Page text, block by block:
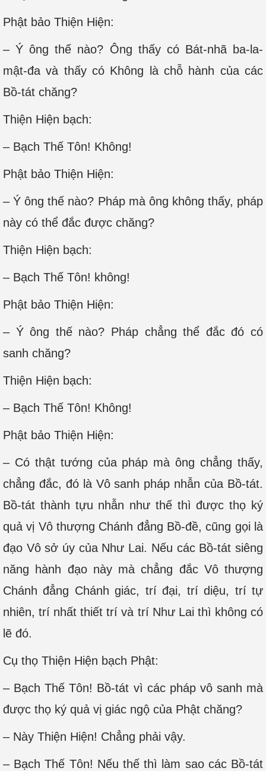
Phật bảo Thiện Hiện:
– Ý ông thế nào? Ông thấy có Bát-nhã ba-la-
mật-đa và thấy có Không là chỗ hành của các
Bồ-tát chăng?
Thiện Hiện bạch:
– Bạch Thế Tôn! Không!
Phật bảo Thiện Hiện:
– Ý ông thế nào? Pháp mà ông không thấy, pháp
này có thể đắc được chăng?
Thiện Hiện bạch:
– Bạch Thế Tôn! không!
Phật bảo Thiện Hiện:
– Ý ông thế nào? Pháp chẳng thể đắc đó có
sanh chăng?
Thiện Hiện bạch:
– Bạch Thế Tôn! Không!
Phật bảo Thiện Hiện:
– Có thật tướng của pháp mà ông chẳng thấy,
chẳng đắc, đó là Vô sanh pháp nhẫn của Bồ-tát.
Bồ-tát thành tựu nhẫn như thế thì được thọ ký
quả vị Vô thượng Chánh đẳng Bồ-đề, cũng gọi là
đạo Vô sở úy của Như Lai. Nếu các Bồ-tát siêng
năng hành đạo này mà chẳng đắc Vô thượng
Chánh đẳng Chánh giác, trí đại, trí diệu, trí tự
nhiên, trí nhất thiết trí và trí Như Lai thì không có
lẽ đó.
Cụ thọ Thiện Hiện bạch Phật:
– Bạch Thế Tôn! Bồ-tát vì các pháp vô sanh mà
được thọ ký quả vị giác ngộ của Phật chăng?
– Này Thiện Hiện! Chẳng phải vậy.
– Bạch Thế Tôn! Nếu thế thì làm sao các Bồ-tát